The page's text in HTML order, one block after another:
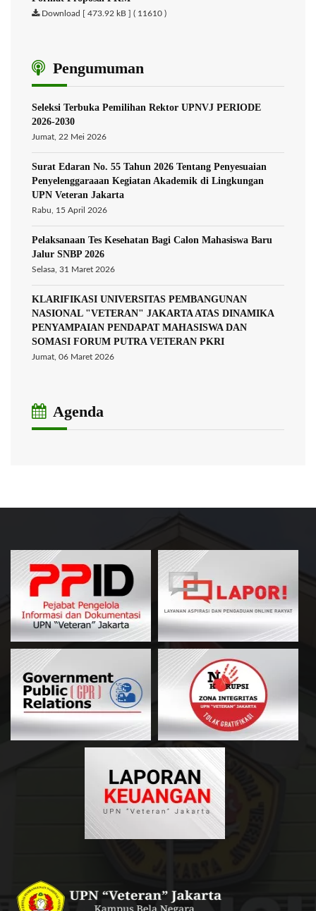
Download [ 473.92 kB ] ( 11610 )
Pengumuman
Seleksi Terbuka Pemilihan Rektor UPNVJ PERIODE
2026-2030
Jumat, 22 Mei 2026
Surat Edaran No. 55 Tahun 2026 Tentang Penyesuaian
Penyelenggaraaan Kegiatan Akademik di Lingkungan
UPN Veteran Jakarta
Rabu, 15 April 2026
Pelaksanaan Tes Kesehatan Bagi Calon Mahasiswa Baru
Jalur SNBP 2026
Selasa, 31 Maret 2026
KLARIFIKASI UNIVERSITAS PEMBANGUNAN
NASIONAL "VETERAN" JAKARTA ATAS DINAMIKA
PENYAMPAIAN PENDAPAT MAHASISWA DAN
SOMASI FORUM PUTRA VETERAN PKRI
Jumat, 06 Maret 2026
Agenda